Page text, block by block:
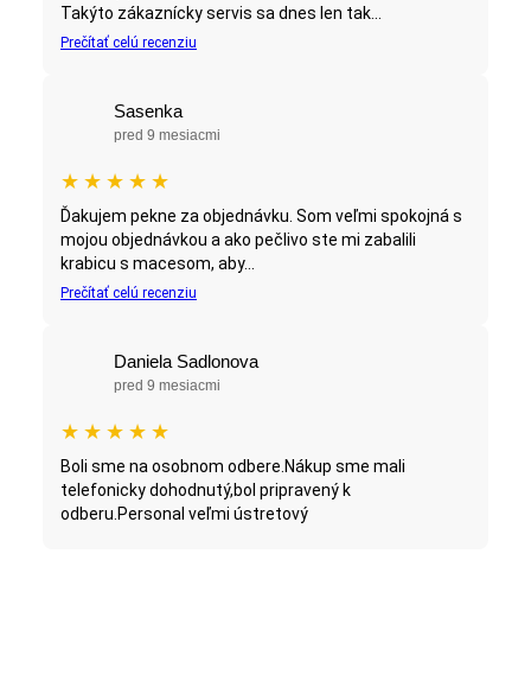
Takýto zákaznícky servis sa dnes len tak...
Prečítať celú recenziu
Sasenka
pred 9 mesiacmi
★ ★ ★ ★ ★
Ďakujem pekne za objednávku. Som veľmi spokojná s
mojou objednávkou a ako pečlivo ste mi zabalili
krabicu s macesom, aby...
Prečítať celú recenziu
Daniela Sadlonova
pred 9 mesiacmi
★ ★ ★ ★ ★
Boli sme na osobnom odbere.Nákup sme mali
telefonicky dohodnutý,bol pripravený k
odberu.Personal veľmi ústretový